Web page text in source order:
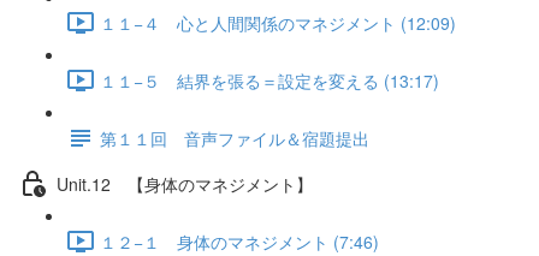
１１−４ 心と人間関係のマネジメント (12:09)
１１−５ 結界を張る＝設定を変える (13:17)
第１１回 音声ファイル＆宿題提出
Unit.12 【身体のマネジメント】
１２−１ 身体のマネジメント (7:46)